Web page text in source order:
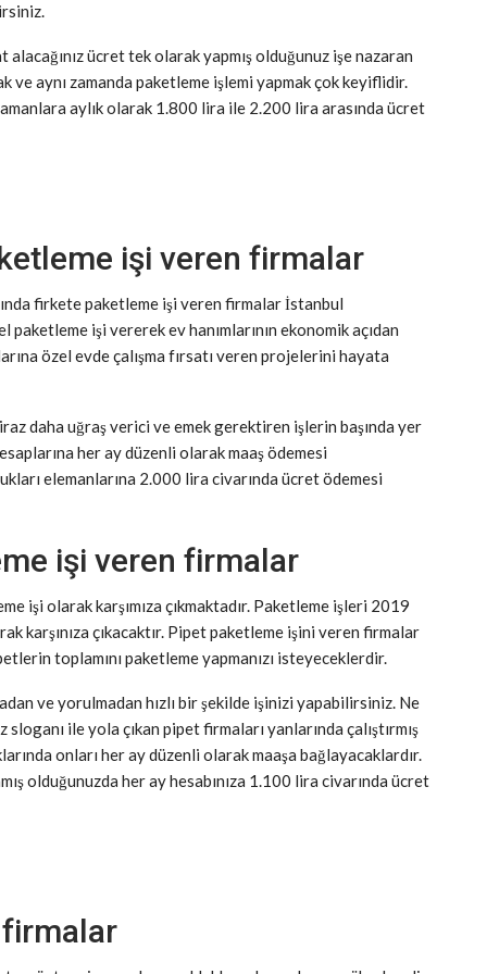
ücret tek olarak yapmış olduğunuz işe nazaran
ve aynı zamanda paketleme işlemi yapmak çok keyiflidir.
aylık olarak 1.800 lira ile 2.200 lira arasında ücret
işi veren firmalar
firkete paketleme işi veren firmalar İstanbul
işi vererek ev hanımlarının ekonomik açıdan
özel evde çalışma fırsatı veren projelerini hayata
daha uğraş verici ve emek gerektiren işlerin başında yer
her ay düzenli olarak maaş ödemesi
elemanlarına 2.000 lira civarında ücret ödemesi
işi veren firmalar
işi olarak karşımıza çıkmaktadır. Paketleme işleri 2019
karşınıza çıkacaktır. Pipet paketleme işini veren firmalar
toplamını paketleme yapmanızı isteyeceklerdir.
ve yorulmadan hızlı bir şekilde işinizi yapabilirsiniz. Ne
sloganı ile yola çıkan pipet firmaları yanlarında çalıştırmış
onları her ay düzenli olarak maaşa bağlayacaklardır.
olduğunuzda her ay hesabınıza 1.100 lira civarında ücret